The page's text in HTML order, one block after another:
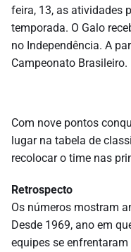
feira, 13, as atividades
temporada. O Galo
no Independência. A
Campeonato Brasileiro.
Com nove pontos
lugar na tabela de
recolocar o time nas
Retrospecto
Os números mostram
Desde 1969, ano em
equipes se